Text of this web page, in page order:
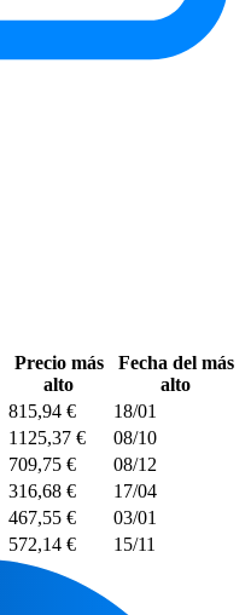
Precio más
alto
Fecha del más
alto
815,94 €
18/01
1125,37 €
08/10
709,75 €
08/12
316,68 €
17/04
467,55 €
03/01
572,14 € 15/11